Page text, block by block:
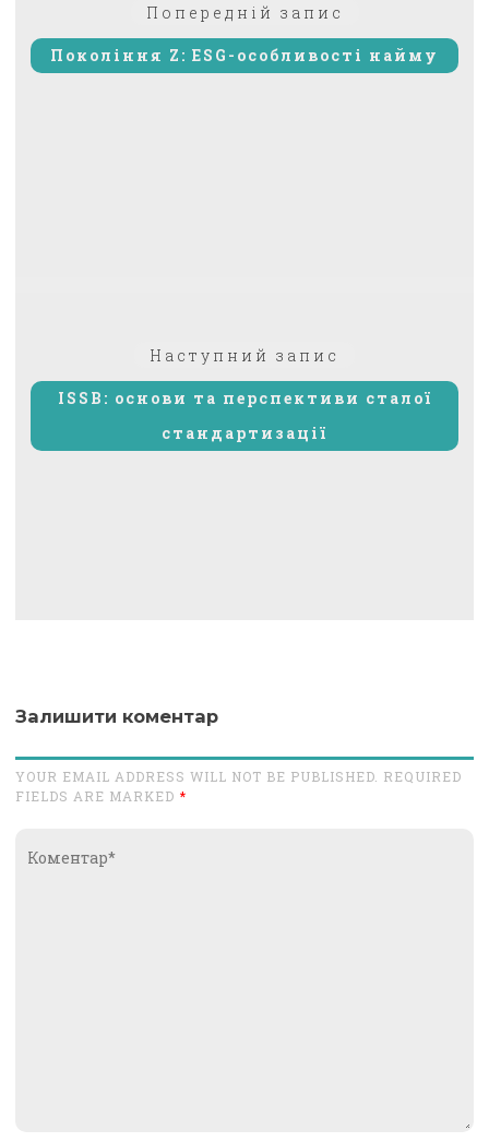
Попередній запис
Покоління Z: ESG-особливості найму
Наступний запис
ISSB: основи та перспективи сталої
стандартизації
Залишити коментар
YOUR EMAIL ADDRESS WILL NOT BE PUBLISHED. REQUIRED
FIELDS ARE MARKED *